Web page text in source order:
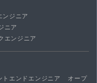
ンジニア
ニア
エンジニア
トエンドエンジニア
オープ